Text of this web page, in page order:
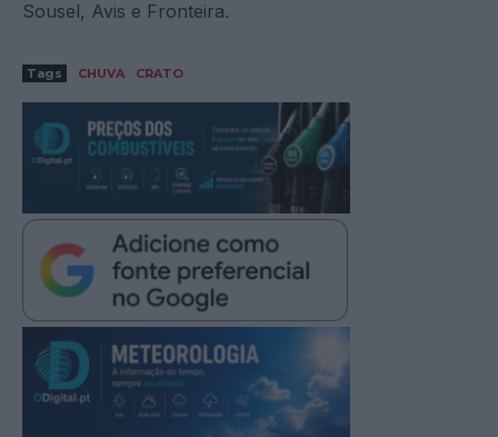
Sousel, Avis e Fronteira.
Tags CHUVA CRATO